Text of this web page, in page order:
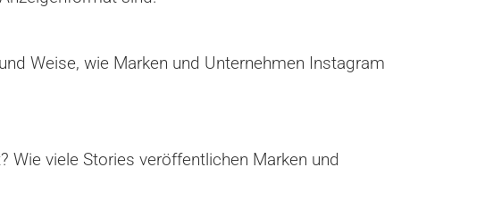
Weise, wie Marken und Unternehmen Instagram
Wie viele Stories veröffentlichen Marken und